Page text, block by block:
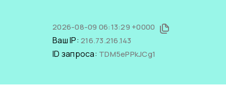
2026-08-09 06:13:29 +0000
Ваш IP: 216.73.216.143
ID запроса: TDM5ePPkJCg1